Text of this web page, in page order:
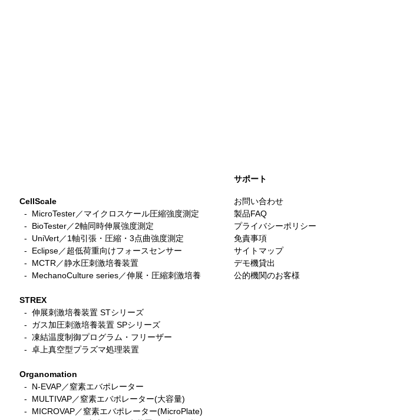
​サポート
CellScale
- MicroTester／マイクロスケール圧縮強度測定
- BioTester／2軸同時伸展強度測定
- UniVert／1軸引張・圧縮・3点曲強度測定
- Eclipse／超低荷重向けフォースセンサー
- MCTR／静水圧刺激培養装置
- MechanoCulture series／伸展・圧縮刺激培養
STREX
- 伸展刺激培養装置 STシリーズ
- ガス加圧刺激培養装置 SPシリーズ
- 凍結温度制御プログラム・フリーザー
- 卓上真空型プラズマ処理装置
Organomation
- N-EVAP／窒素エバポレーター
- MULTIVAP／窒素エバポレーター(大容量)
- MICROVAP／窒素エバポレーター(MicroPlate)
お問い合わせ
製品FAQ
プライバシーポリシー
免責事項
サイトマップ
デモ機貸出
公的機関のお客様